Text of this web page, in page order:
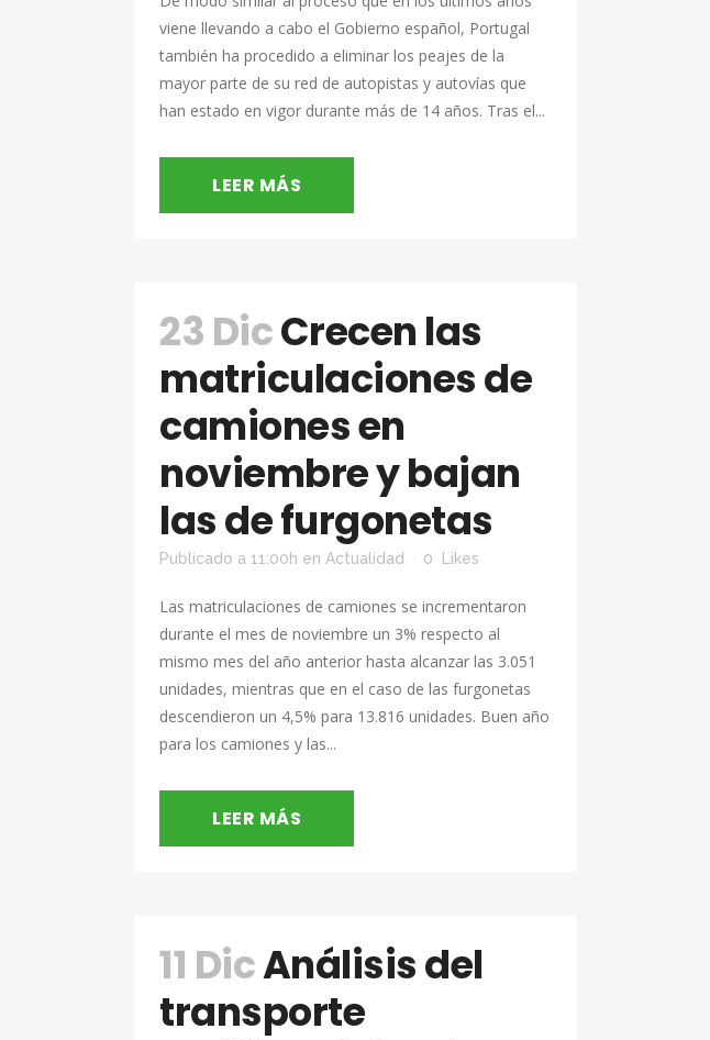
viene llevando a cabo el Gobierno español, Portugal
también ha procedido a eliminar los peajes de la
mayor parte de su red de autopistas y autovías que
han estado en vigor durante más de 14 años. Tras el...
LEER MÁS
23 DicCrecen las
matriculaciones de
camiones en
noviembre y bajan
las de furgonetas
Publicado a 11:00h en Actualidad 0 Likes
Las matriculaciones de camiones se incrementaron
durante el mes de noviembre un 3% respecto al
mismo mes del año anterior hasta alcanzar las 3.051
unidades, mientras que en el caso de las furgonetas
descendieron un 4,5% para 13.816 unidades. Buen año
para los camiones y las...
LEER MÁS
11 DicAnálisis del
transporte